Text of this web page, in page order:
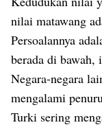
nilai matawang
Persoalannya
berada di bawah,
Negara-negara
mengalami
Turki sering